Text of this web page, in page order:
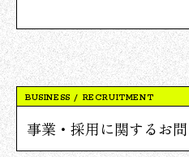
BUSINESS / RECRUITMENT
事業・採用に関するお